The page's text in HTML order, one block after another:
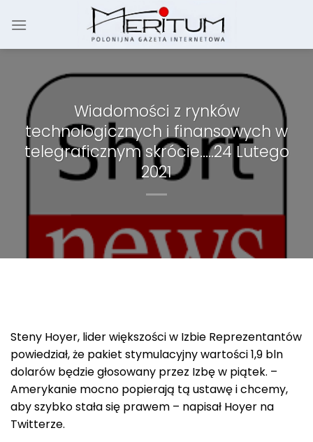
Wiadomości z rynków
technologicznych i finansowych w
telegraficznym skrócie…..24 Lutego
2021
Steny Hoyer, lider większości w Izbie Reprezentantów
powiedział, że pakiet stymulacyjny wartości 1,9 bln
dolarów będzie głosowany przez Izbę w piątek. –
Amerykanie mocno popierają tą ustawę i chcemy,
aby szybko stała się prawem – napisał Hoyer na
Twitterze.